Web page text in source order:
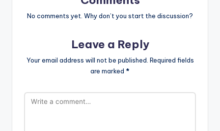
No comments yet. Why don’t you start the discussion?
Leave a Reply
Your email address will not be published. Required fields
are marked *